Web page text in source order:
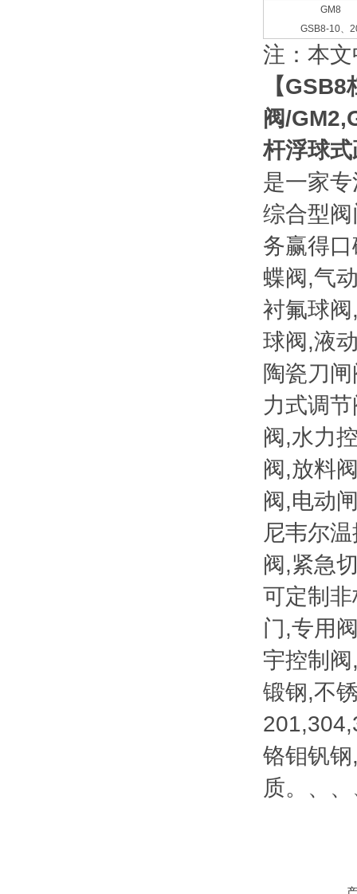
GM8
GSB8-10、
注：本
【GSB8
阀/
杆浮球
是一家
综合型
务赢得
蝶阀,气
衬氟球
球阀,液
陶瓷刀
力式调
阀,水力
阀,放料
阀,电动
尼韦尔
阀,紧急
可定制
门,专用
宇控制
锻钢,不
铬钼钒
质。、